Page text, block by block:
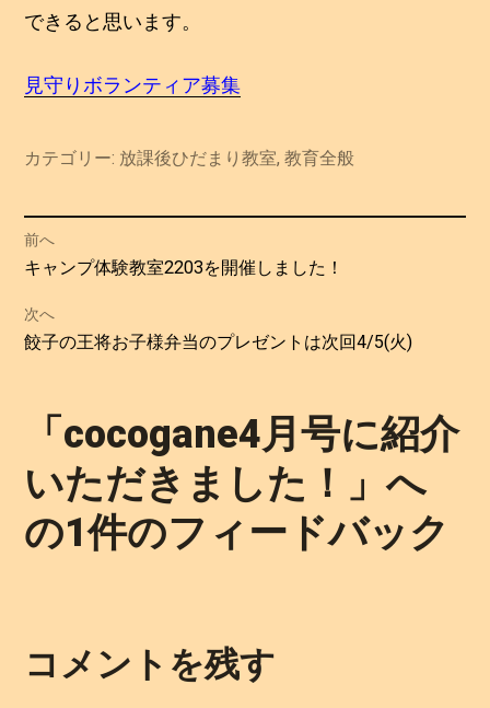
できると思います。
見守りボランティア募集
カテゴリー: 放課後ひだまり教室,教育全般
投
稿
ナ
ゲ
ー
シ
前へ
過
の
投
キャンプ体験教室2203を開催しました！
次へ
次
餃子の王将お子様弁当のプレゼントは次回4/5(火)
「 cocogane4月号に紹介
いただきました！
」へ
の1件のフィードバック
コメントを残す